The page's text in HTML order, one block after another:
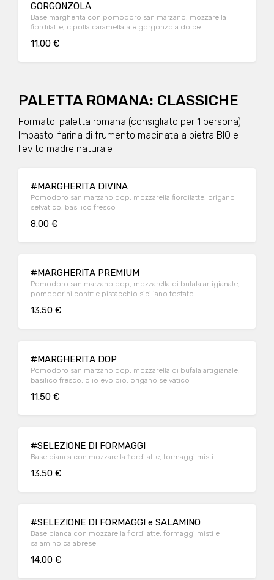
GORGONZOLA
Base margherita con pomodoro san marzano, mozzarella
fiordilatte, cipolla caramellata e gorgonzola dolce
11.00 €
PALETTA ROMANA: CLASSICHE
Formato: paletta romana (consigliato per 1 persona)
Impasto: farina di frumento macinata a pietra BIO e
lievito madre naturale
#MARGHERITA DIVINA
Pomodoro san marzano dop, mozzarella fiordilatte, origano
selvatico, basilico fresco
8.00 €
#MARGHERITA PREMIUM
Pomodoro san marzano dop, mozzarella di bufala artigianale,
pomodorini confit e pistacchio siciliano tostato
13.50 €
#MARGHERITA DOP
Pomodoro san marzano dop, mozzarella di bufala artigianale,
basilico fresco, olio evo bio, origano selvatico
11.50 €
#SELEZIONE DI FORMAGGI
Base bianca con mozzarella fiordilatte, formaggi misti
13.50 €
#SELEZIONE DI FORMAGGI e SALAMINO
Base bianca con mozzarella fiordilatte, formaggi misti e
salamino calabrese
14.00 €